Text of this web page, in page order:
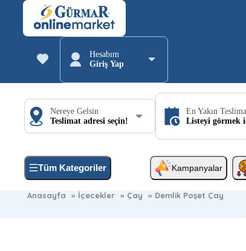
Hesabım
Giriş Yap
Nereye Gelsin
Teslimat adresi seçin!
En Yakın
Listeyi görmek
Tüm Kategoriler Kampanyalar
Anasayfa » İçecekler » Çay » Demlik Poşet Çay